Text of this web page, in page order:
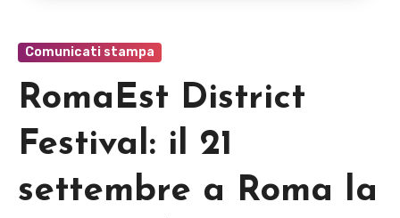
Comunicati stampa
RomaEst District
Festival: il 21
settembre a Roma la